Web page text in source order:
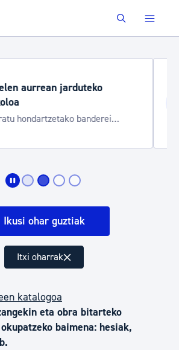
Buscar
Nagusia 2026
Trafiko mozketak eta garraio zerbitzu
Ikusi ohar guztiak
Itxi oharrak
katalogoa
eta obra bitarteko
baimena: hesiak,